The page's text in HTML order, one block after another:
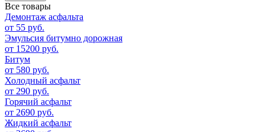
Все товары
Демонтаж асфальта
от 55 руб.
Эмульсия битумно дорожная
от 15200 руб.
Битум
от 580 руб.
Холодный асфальт
от 290 руб.
Горячий асфальт
от 2690 руб.
Жидкий асфальт